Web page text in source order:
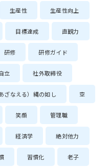
生産性 生産性向上
目標達成 直観力
研修 研修ガイド
立 社外取締役
ざなえる）縄の如し 空
笑顔 管理職
経済学 絶対他力
習慣化 老子